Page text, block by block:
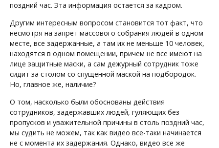
поздний час. Эта информация остается за кадром.
Другим интересным вопросом становится тот факт, что
несмотря на запрет массового собрания людей в одном
месте, все задержанные, а там их не меньше 10 человек,
находятся в одном помещении, причем не все имеют на
лице защитные маски, а сам дежурный сотрудник тоже
сидит за столом со спущенной маской на подбородок.
Но, главное же, наличие?
О том, насколько были обоснованы действия
сотрудников, задержавших людей, гуляющих без
пропусков и уважительной причины в столь поздний час,
мы судить не можем, так как видео все-таки начинается
не с момента их задержания. Однако, видео все же